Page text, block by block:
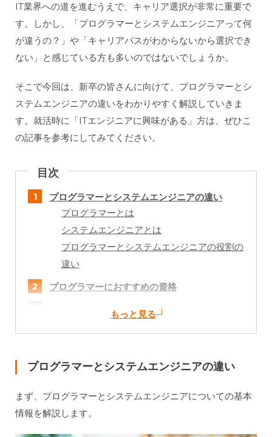
IT業界への道を進むうえで、キャリア選択が非常に重要で
す。しかし、「プログラマーとシステムエンジニアって何
が違うの？」や「キャリアパスがわからないから選択でき
ない」と感じている方も多いのではないでしょうか。
そこで今回は、新卒の皆さんに向けて、プログラマーとシ
ステムエンジニアの違いをわかりやすく解説していきま
す。就活時に「ITエンジニアに興味がある」方は、ぜひこ
の記事を参考にしてみてください。
目次
プログラマーとシステムエンジニアの違い
プログラマーとは
システムエンジニアとは
プログラマーとシステムエンジニアの役割の
違い
プログラマーにおすすめの資格
プログラマーのキャリアパスとは
まとめ
プログラマーとシステムエンジニアの違い
まず、プログラマーとシステムエンジニアについての基本
情報を解説します。